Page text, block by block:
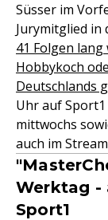
Süsser im
Jurymitglied in
41 Folgen
Hobbykoch
Deutschlands
Uhr auf
mittwochs
auch im
Werktag -
Sport1